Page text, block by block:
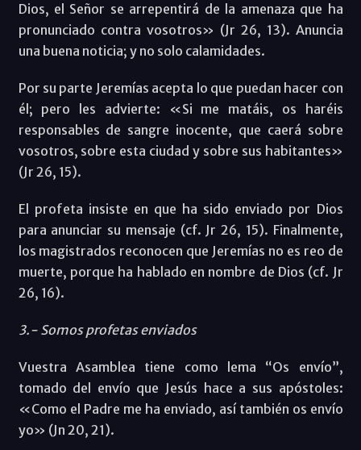
Dios, el Señor se arrepentirá de la amenaza que ha
pronunciado contra vosotros» (Jr 26, 13). Anuncia
una buena noticia; y no solo calamidades.
Por su parte Jeremías acepta lo que puedan hacer con
él; pero les advierte: «Si me matáis, os haréis
responsables de sangre inocente, que caerá sobre
vosotros, sobre esta ciudad y sobre sus habitantes»
(Jr 26, 15).
El profeta insiste en que ha sido enviado por Dios
para anunciar su mensaje (cf. Jr 26, 15). Finalmente,
los magistrados reconocen que Jeremías no es reo de
muerte, porque ha hablado en nombre de Dios (cf. Jr
26, 16).
3.- Somos profetas enviados
Vuestra Asamblea tiene como lema “Os envío”,
tomado del envío que Jesús hace a sus apóstoles:
«Como el Padre me ha enviado, así también os envío
yo» (Jn 20, 21).